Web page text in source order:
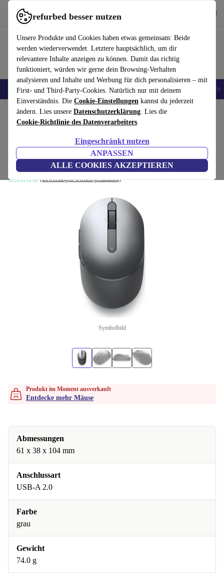
refurbed besser nutzen
Unsere Produkte und Cookies haben etwas gemeinsam: Beide
werden wiederverwendet. Letztere hauptsächlich, um dir
relevantere Inhalte anzeigen zu können. Damit das richtig
funktioniert, würden wir gerne dein Browsing-Verhalten
analysieren und Inhalte und Werbung für dich personalisieren – mit
First- und Third-Party-Cookies. Natürlich nur mit deinem
Einverständnis. Die Cookie-Einstellungen kannst du jederzeit
ändern. Lies unsere Datenschutzerklärung. Lies die
Cookie-Richtlinie des Datenverarbeiters.
Eingeschränkt nutzen
ANPASSEN
ALLE COOKIES AKZEPTIEREN
refurbed schnell und einfach nutzen
🎒 Back to school Handys Laptops Tablets Smartwatches Zubehör
Home Produkte Zubehör Computer Zubehör Mäuse
Dell Mobile Pro Wireless Mouse
MS5120W
Grau
(Bewertungen werden gesammelt)
Symbolbild
Produkt im Moment ausverkauft
Entdecke mehr Mäuse
Abmessungen
61 x 38 x 104 mm
Anschlussart
USB-A 2.0
Farbe
grau
Gewicht
74.0 g